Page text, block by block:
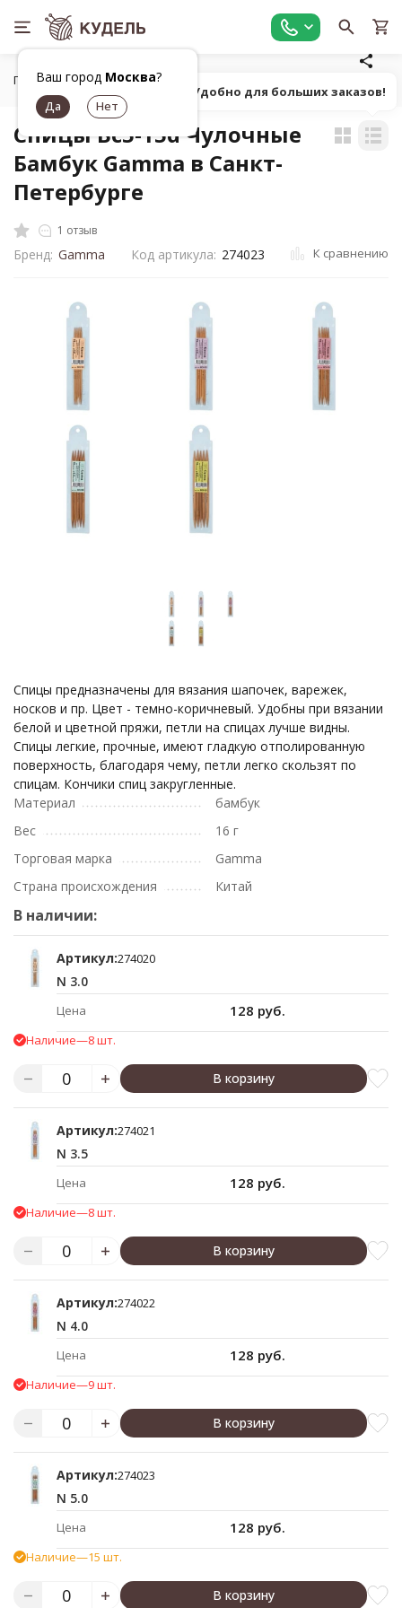
Ваш город Москва?
Главная Все для вязания
Спицы Bc5-15d Чулочные
Бамбук Gamma в Санкт-
Петербурге
1 отзыв
Бренд: Gamma Код артикула: 274023 К сравнению
Спицы предназначены для вязания шапочек, варежек,
носков и пр. Цвет - темно-коричневый. Удобны при вязании
белой и цветной пряжи, петли на спицах лучше видны.
Спицы легкие, прочные, имеют гладкую отполированную
поверхность, благодаря чему, петли легко скользят по
спицам. Кончики спиц закругленные.
Материал
бамбук
Вес
16 г
Торговая марка
Gamma
Страна происхождения
Китай
В наличии:
Артикул:274020
N 3.0
Цена 128 руб.
Наличие—8 шт.
В корзину
Артикул:274021
N 3.5
Цена 128 руб.
Наличие—8 шт.
В корзину
Артикул:274022
N 4.0
Цена 128 руб.
Наличие—9 шт.
В корзину
Артикул:274023
N 5.0
Цена 128 руб.
Наличие—15 шт.
В корзину
Попробуй! Удобно для больших заказов!